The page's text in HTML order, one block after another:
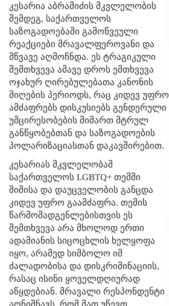
კესარია აბრამიძის მკვლელობის
შემდეგ, საქართველოს
საზოგადოებაში გამოწვეული
რეაქციები მრავალფეროვანი და
მწვავე აღმოჩნდა. ეს ტრაგიკული
შემთხვევა ამავე დროს ემთხვევა
ოჯახურ ღირებულებათა კანონის
მიღების პერიოდს, რაც კიდევ უფრო
ამძაფრებს დისკუსიებს გენდერული
უმცირესობების მიმართ მტრულ
განწყობებთან და საზოგადოების
პოლარიზაციასთან დაკავშირებით.
კესარიას მკვლელობამ
საქართველოს LGBTQ+ თემში
შიშისა და დაუცველობის განცდა
კიდევ უფრო გაამძაფრა. თემის
წარმომადგენლებისთვის ეს
შემთხვევა არა მხოლოდ ერთი
ადამიანის სიცოცხლის ხელყოფა
იყო, არამედ სიმბოლო იმ
ძალადობისა და დისკრიმინაციის,
რასაც ისინი ყოველდღიურად
აწყდებიან. მრავალი რესპონდენტი
აღნიშნავს, რომ მათ უწევთ